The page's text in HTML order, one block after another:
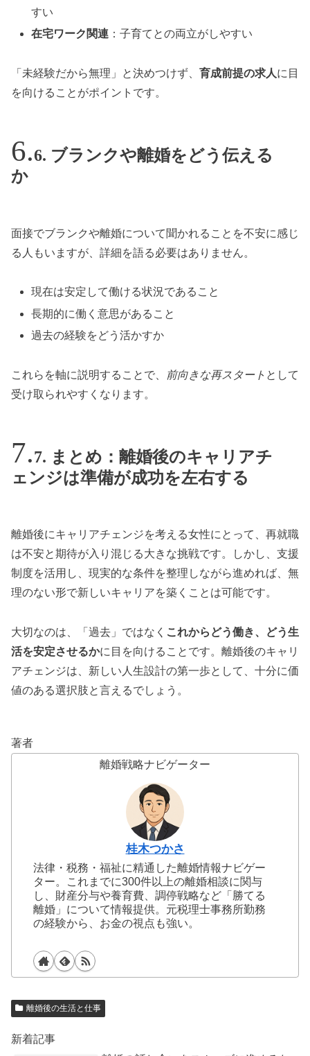
すい
在宅ワーク関連 ：子育てとの両立がしやすい
「未経験だから無理」と決めつけず、 育成前提の求人に目
を向けることがポイントです。
6. ブランクや離婚をどう伝える
か
面接でブランクや離婚について聞かれることを不安に感じ
る人もいますが、詳細を語る必要はありません。
現在は安定して働ける状況であること
長期的に働く意思があること
過去の経験をどう活かすか
これらを軸に説明することで、 前向きな再スタート として
受け取られやすくなります。
7. まとめ：離婚後のキャリアチ
ェンジは準備が成功を左右する
離婚後にキャリアチェンジを考える女性にとって、再就職
は不安と期待が入り混じる大きな挑戦です。しかし、支援
制度を活用し、現実的な条件を整理しながら進めれば、無
理のない形で新しいキャリアを築くことは可能です。
大切なのは、「過去」ではなく これからどう働き、どう生
活を安定させるかに目を向けることです。離婚後のキャリ
アチェンジは、新しい人生設計の第一歩として、十分に価
値のある選択肢と言えるでしょう。
著者
離婚戦略ナビゲーター
桂木つかさ
法律・税務・福祉に精通した離婚情報ナビゲー
ター。これまでに300件以上の離婚相談に関与
し、財産分与や養育費、調停戦略など「勝てる
離婚」について情報提供。元税理士事務所勤務
の経験から、お金の視点も強い。
離婚後の生活と仕事
新着記事